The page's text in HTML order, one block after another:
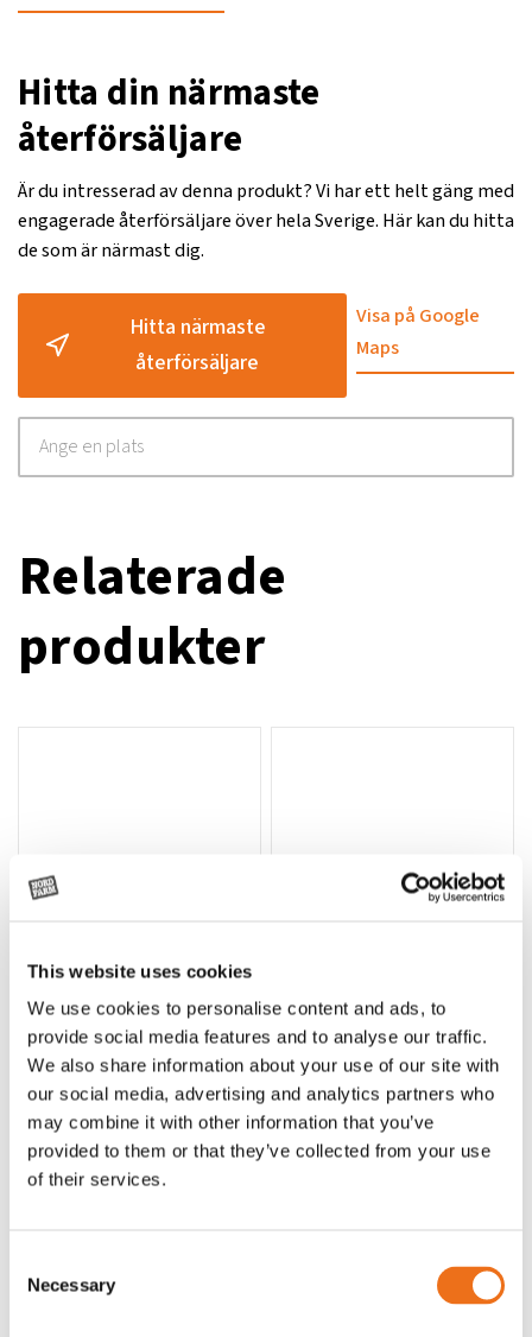
This website uses cookies
We use cookies to personalise content and ads, to
provide social media features and to analyse our traffic.
We also share information about your use of our site with
our social media, advertising and analytics partners who
may combine it with other information that you’ve
provided to them or that they’ve collected from your use
of their services.
Selection
Necessary
Hitta din närmaste
återförsäljare
Är du intresserad av denna produkt? Vi har ett helt gäng med
engagerade återförsäljare över hela Sverige. Här kan du hitta
de som är närmast dig.
Hitta närmaste
återförsäljare
Visa på Google
Maps
Relaterade
produkter
Lägg till i varukorg
Rotor, komplett med slagor
OR80013456G
(ex. moms)
Grön truckknapp
A00220
kr (ex. moms)